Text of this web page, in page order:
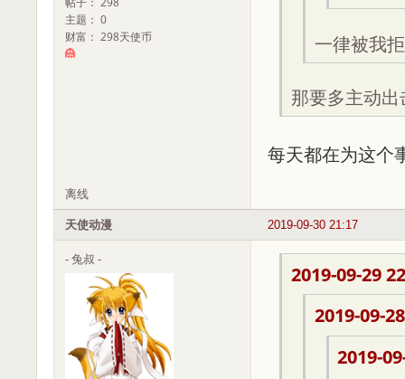
主题： 0
财富： 298天使币
一律被我
那要多主动出
每天都在为这个
离线
2019-09-30 21:17
天使动漫
- 兔叔 -
2019-09-29
2019-09-
2019-